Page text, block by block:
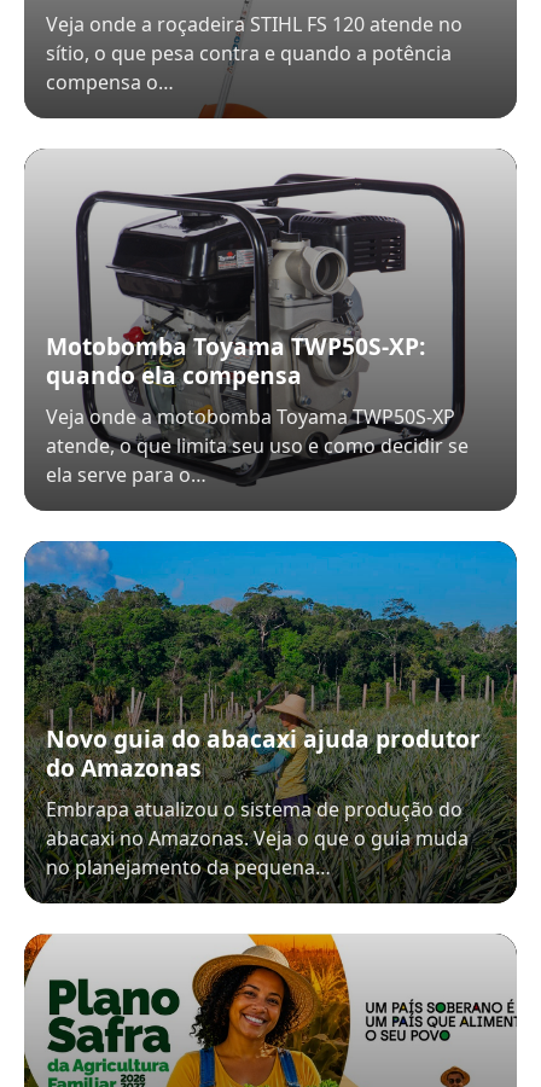
Veja onde a roçadeira STIHL FS 120 atende no
sítio, o que pesa contra e quando a potência
compensa o…
Motobomba Toyama TWP50S-XP:
quando ela compensa
Veja onde a motobomba Toyama TWP50S-XP
atende, o que limita seu uso e como decidir se
ela serve para o…
Novo guia do abacaxi ajuda produtor
do Amazonas
Embrapa atualizou o sistema de produção do
abacaxi no Amazonas. Veja o que o guia muda
no planejamento da pequena…